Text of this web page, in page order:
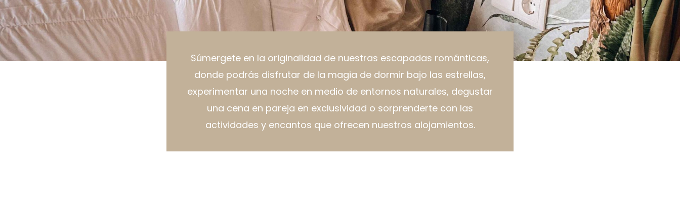
Súmergete en la originalidad de nuestras escapadas románticas,
donde podrás disfrutar de la magia de dormir bajo las estrellas,
experimentar una noche en medio de entornos naturales, degustar
una cena en pareja en exclusividad o sorprenderte con las
actividades y encantos que ofrecen nuestros alojamientos.